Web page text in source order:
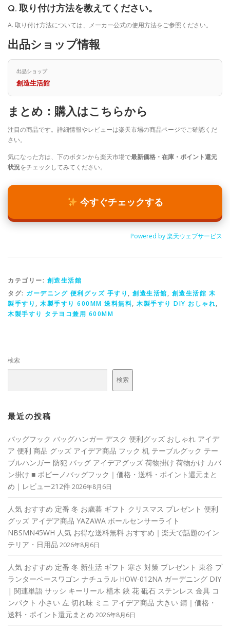
Q. 取り付け方法を教えてください。
A. 取り付け方法については、メーカー公式の使用方法をご参照ください。
出品ショップ情報
出品ショップ
創造生活館
まとめ：購入はこちらから
注目の商品です。詳細情報やレビューは楽天市場の商品ページでご確認くだ
さい。
気になった方は、下のボタンから楽天市場で最新価格・在庫・ポイント還元
状況をチェックしてみてください。
今すぐチェックする
Powered by 楽天ウェブサービス
カテゴリー: 創造生活館
タグ: ガーデニング 便利グッズ 手すり , 創造生活館, 創造生活館 木
製手すり , 木製手すり 600MM 送料無料, 木製手すり DIY おしゃれ,
木製手すり タテヨコ兼用 600MM
検索
検索
最近の投稿
バッグフック バッグハンガー デスク 便利グッズ おしゃれ アイデ
ア 便利 商品 グッズ アイデア商品 フック 机 テーブルグック テー
ブルハンガー 防犯 バッグ アイデアグッズ 荷物掛け 荷物かけ カバ
ン掛け ■ ボビーノバッグフック｜価格・送料・ポイント還元まと
め｜レビュー212件2026年8月6日
人気 おすすめ 定番 冬 お歳暮 ギフト クリスマス プレゼント 便利
グッズ アイデア商品 YAZAWA ボールセンサーライト
NBSMN45WH 人気 お得な送料無料 おすすめ｜楽天で話題のイン
テリア・日用品 2026年8月6日
人気 おすすめ 定番 冬 新生活 ギフト 寒さ 対策 プレゼント 東谷 プ
ランターベースワゴン ナチュラル HOW-012NA ガーデニング DIY
| 関連単語 サッシ キーリール 植木 鋏 花 砥石 ステンレス 金具 コ
ンパクト 小さい 左 切れ味 ミニ アイデア商品 大きい 錆｜価格・
送料・ポイント還元まとめ 2026年8月6日